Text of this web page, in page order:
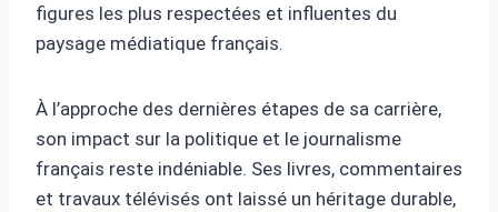
figures les plus respectées et influentes du
paysage médiatique français.
À l’approche des dernières étapes de sa carrière,
son impact sur la politique et le journalisme
français reste indéniable. Ses livres, commentaires
et travaux télévisés ont laissé un héritage durable,